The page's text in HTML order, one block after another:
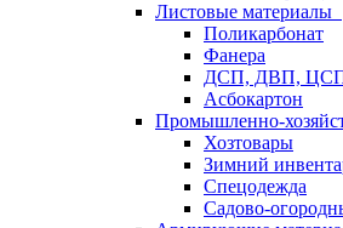
Листовые материалы
Поликарбонат
Фанера
ДСП, ДВП,
Асбокартон
Промышленно-
Хозтовары
Зимний
Спецодежда
Садово-